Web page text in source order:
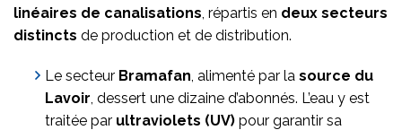
linéaires de canalisations , répartis en deux secteurs
distincts de production et de distribution.
Le secteur Bramafan , alimenté par la source du
Lavoir , dessert une dizaine d’abonnés. L’eau y est
traitée par ultraviolets (UV) pour garantir sa